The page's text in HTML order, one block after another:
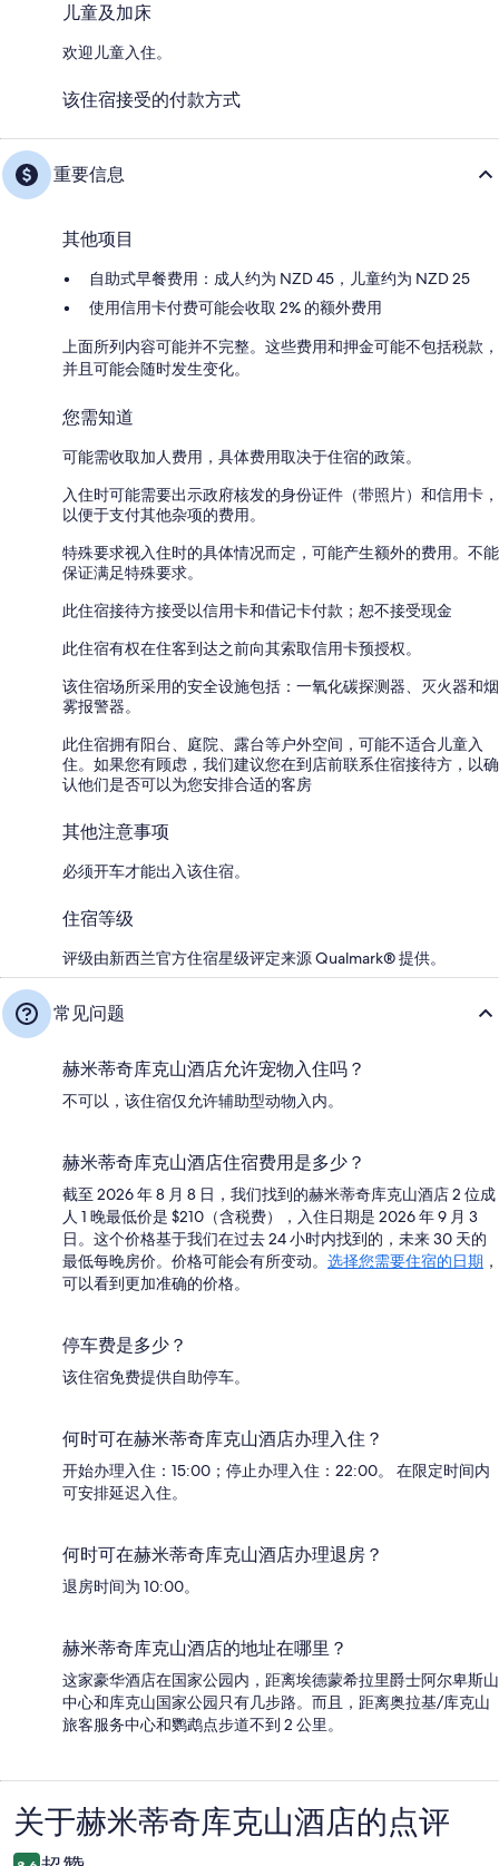
儿童及加床
欢迎儿童入住。
该住宿接受的付款方式
重要信息
其他项目
自助式早餐费用：成人约为 NZD 45，儿童约为 NZD 25
使用信用卡付费可能会收取 2% 的额外费用
上面所列内容可能并不完整。这些费用和押金可能不包括税款，
并且可能会随时发生变化。
您需知道
可能需收取加人费用，具体费用取决于住宿的政策。
入住时可能需要出示政府核发的身份证件（带照片）和信用卡，
以便于支付其他杂项的费用。
特殊要求视入住时的具体情况而定，可能产生额外的费用。不能
保证满足特殊要求。
此住宿接待方接受以信用卡和借记卡付款；恕不接受现金
此住宿有权在住客到达之前向其索取信用卡预授权。
该住宿场所采用的安全设施包括：一氧化碳探测器、灭火器和烟
雾报警器。
此住宿拥有阳台、庭院、露台等户外空间，可能不适合儿童入
住。如果您有顾虑，我们建议您在到店前联系住宿接待方，以确
认他们是否可以为您安排合适的客房
其他注意事项
必须开车才能出入该住宿。
住宿等级
评级由新西兰官方住宿星级评定来源 Qualmark® 提供。
常见问题
赫米蒂奇库克山酒店允许宠物入住吗？
不可以，该住宿仅允许辅助型动物入内。
赫米蒂奇库克山酒店住宿费用是多少？
截至 2026 年 8 月 8 日，我们找到的赫米蒂奇库克山酒店 2 位成
人 1 晚最低价是 $210（含税费），入住日期是 2026 年 9 月 3
日。这个价格基于我们在过去 24 小时内找到的，未来 30 天的
最低每晚房价。价格可能会有所变动。 选择您需要住宿的日期 ，
可以看到更加准确的价格。
停车费是多少？
该住宿免费提供自助停车。
何时可在赫米蒂奇库克山酒店办理入住？
开始办理入住：15:00；停止办理入住：22:00。 在限定时间内
可安排延迟入住。
何时可在赫米蒂奇库克山酒店办理退房？
退房时间为 10:00。
赫米蒂奇库克山酒店的地址在哪里？
这家豪华酒店在国家公园内，距离埃德蒙希拉里爵士阿尔卑斯山
中心和库克山国家公园只有几步路。而且，距离奥拉基/库克山
旅客服务中心和鹦鹉点步道不到 2 公里。
点
评
关于赫米蒂奇库克山酒店的点评